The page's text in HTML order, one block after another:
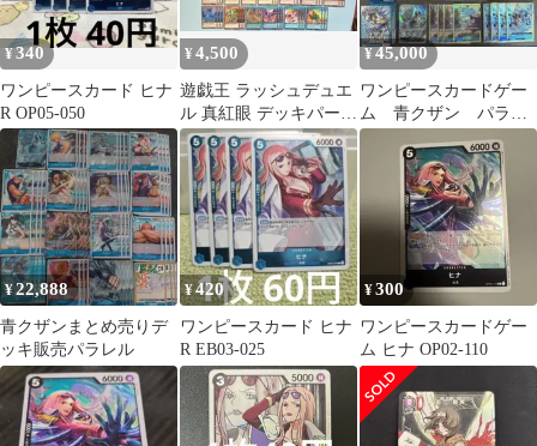
¥340
ワンピースカード ヒナ
R OP05-050
¥4,500
遊戯王 ラッシュデュエ
ル 真紅眼 デッキパーツ
70枚
¥45,000
ワンピースカードゲー
ム 青クザン パラレ
ルまとめ売り
¥22,888
青クザンまとめ売りデ
ッキ販売パラレル
¥420
ワンピースカード ヒナ
R EB03-025
¥300
ワンピースカードゲー
ム ヒナ OP02-110